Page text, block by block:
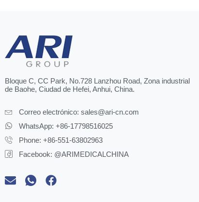
Bloque C, CC Park, No.728 Lanzhou Road, Zona industrial
de Baohe, Ciudad de Hefei, Anhui, China.
Correo electrónico: sales@ari-cn.com
WhatsApp: +86-17798516025
Phone: +86-551-63802963
Facebook: @ARIMEDICALCHINA